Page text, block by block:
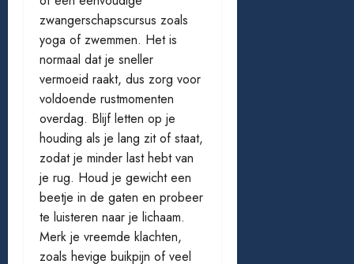
zwangerschapscursus zoals
yoga of zwemmen. Het is
normaal dat je sneller
vermoeid raakt, dus zorg voor
voldoende rustmomenten
overdag. Blijf letten op je
houding als je lang zit of staat,
zodat je minder last hebt van
je rug. Houd je gewicht een
beetje in de gaten en probeer
te luisteren naar je lichaam.
Merk je vreemde klachten,
zoals hevige buikpijn of veel